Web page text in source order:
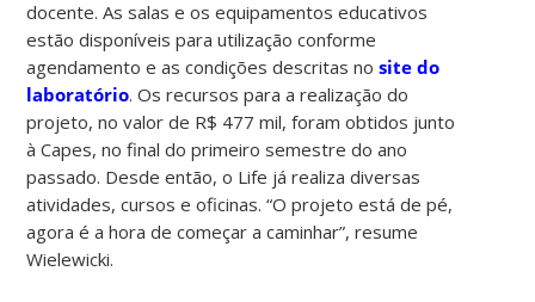
docente. As salas e os equipamentos educativos
estão disponíveis para utilização conforme
agendamento e as condições descritas no site do
laboratório. Os recursos para a realização do
projeto, no valor de R$ 477 mil, foram obtidos junto
à Capes, no final do primeiro semestre do ano
passado. Desde então, o Life já realiza diversas
atividades, cursos e oficinas. “O projeto está de pé,
agora é a hora de começar a caminhar”, resume
Wielewicki.